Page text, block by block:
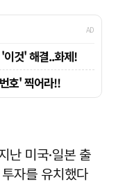
난 미국·일본 출
자를 유치했다